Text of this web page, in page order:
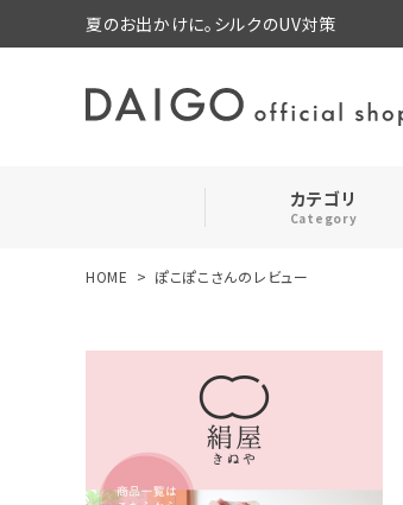
夏のお出かけに。シルクのUV対策
カテゴリ
Category
お気に入り
HOME ぽこぽこさんのレビュー